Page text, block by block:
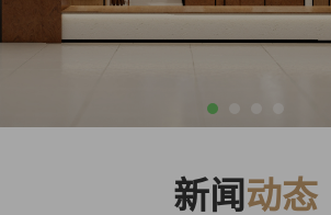
新闻 动态